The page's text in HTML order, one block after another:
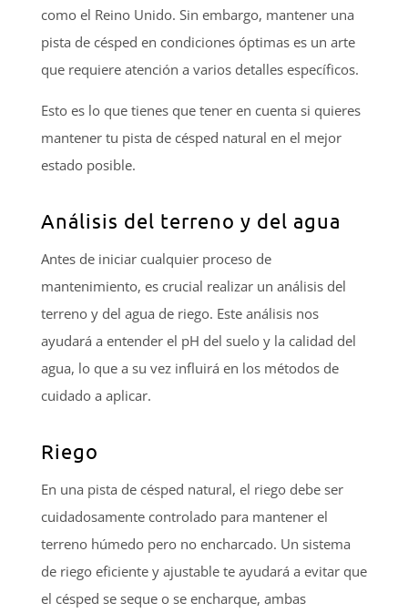
como el Reino Unido. Sin embargo, mantener una
pista de césped en condiciones óptimas es un arte
que requiere atención a varios detalles específicos.
Esto es lo que tienes que tener en cuenta si quieres
mantener tu pista de césped natural en el mejor
estado posible.
Análisis del terreno y del agua
Antes de iniciar cualquier proceso de
mantenimiento, es crucial realizar un análisis del
terreno y del agua de riego. Este análisis nos
ayudará a entender el pH del suelo y la calidad del
agua, lo que a su vez influirá en los métodos de
cuidado a aplicar.
Riego
En una pista de césped natural, el riego debe ser
cuidadosamente controlado para mantener el
terreno húmedo pero no encharcado. Un sistema
de riego eficiente y ajustable te ayudará a evitar que
el césped se seque o se encharque, ambas